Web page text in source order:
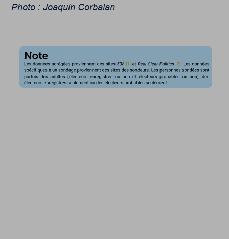
Photo : Joaquin Corbalan